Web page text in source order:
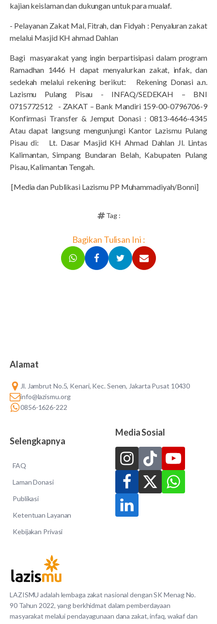
kajian keislaman dan dukungan untuk para mualaf.
- Pelayanan Zakat Mal, Fitrah, dan Fidyah : Penyaluran zakat
melalui Masjid KH ahmad Dahlan
Bagi masyarakat yang ingin berpartisipasi dalam program
Ramadhan 1446 H dapat menyalurkan zakat, infak, dan
sedekah melalui rekening berikut: Rekening Donasi a.n.
Lazismu Pulang Pisau - INFAQ/SEDEKAH – BNI
0715772512 - ZAKAT – Bank Mandiri 159-00-0796706-9
Konfirmasi Transfer & Jemput Donasi : 0813-4646-4345
Atau dapat langsung mengunjungi Kantor Lazismu Pulang
Pisau di: Lt. Dasar Masjid KH Ahmad Dahlan Jl. Lintas
Kalimantan, Simpang Bundaran Belah, Kabupaten Pulang
Pisau, Kalimantan Tengah.
[Media dan Publikasi Lazismu PP Muhammadiyah/Bonni]
Tag :
Bagikan Tulisan Ini :
LAZISMU adalah lembaga zakat nasional dengan SK Menag No.
90 Tahun 2022, yang berkhidmat dalam pemberdayaan
masyarakat melalui pendayagunaan dana zakat, infaq, wakaf dan
Alamat
Jl. Jambrut No.5, Kenari, Kec. Senen, Jakarta Pusat 10430
info@lazismu.org
0856-1626-222
Selengkapnya
FAQ
Laman Donasi
Publikasi
Ketentuan Layanan
Kebijakan Privasi
Media Sosial